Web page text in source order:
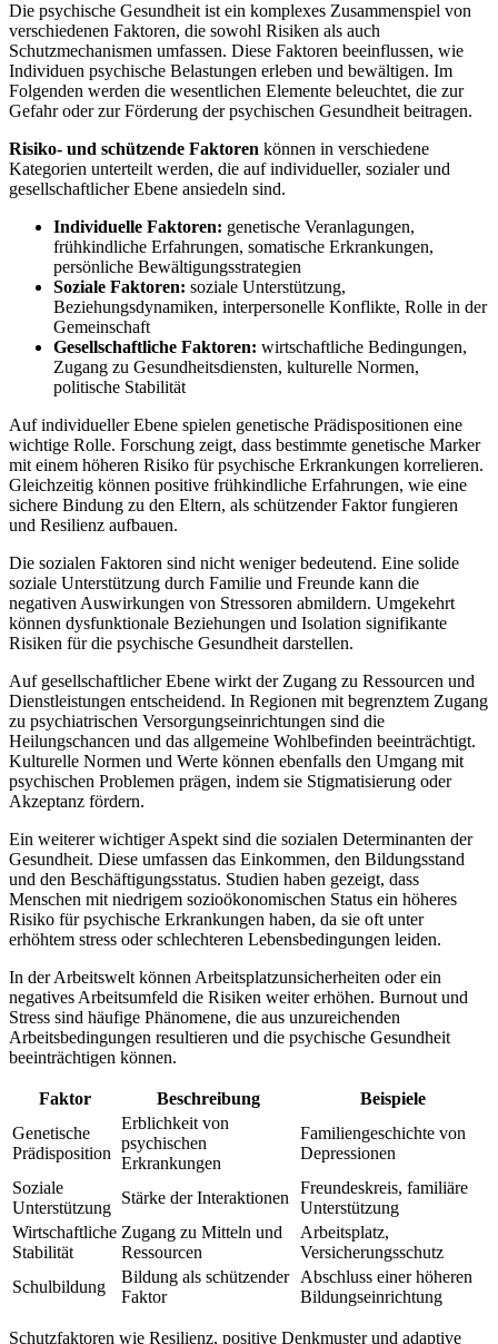
Die psychische Gesundheit ist ein komplexes ​Zusammenspiel​ von
verschiedenen Faktoren, die sowohl ⁣Risiken als‌ auch
Schutzmechanismen umfassen. Diese Faktoren beeinflussen, wie
Individuen‌ psychische Belastungen erleben und bewältigen. Im
Folgenden werden die wesentlichen Elemente beleuchtet, die⁣ zur
Gefahr ​oder zur Förderung ⁣der psychischen Gesundheit beitragen.
Risiko- und schützende ⁤Faktoren können in verschiedene
Kategorien unterteilt werden, die auf individueller, sozialer und ​
gesellschaftlicher Ebene ansiedeln sind.
Individuelle Faktoren: genetische Veranlagungen,
frühkindliche Erfahrungen, somatische Erkrankungen,
persönliche Bewältigungsstrategien
Soziale Faktoren: soziale ‌Unterstützung,
Beziehungsdynamiken, interpersonelle Konflikte, Rolle in⁤ der
Gemeinschaft
Gesellschaftliche Faktoren: wirtschaftliche Bedingungen,
Zugang zu Gesundheitsdiensten, kulturelle Normen,
politische Stabilität
Auf‍ individueller Ebene spielen genetische Prädispositionen eine‍
wichtige Rolle. Forschung zeigt, ⁢dass bestimmte genetische ⁢Marker
mit einem höheren ⁤Risiko für psychische Erkrankungen korrelieren.
Gleichzeitig können positive frühkindliche Erfahrungen, wie eine
‍sichere⁤ Bindung zu den⁤ Eltern, als schützender Faktor​ fungieren
und Resilienz aufbauen.
Die sozialen Faktoren sind nicht weniger bedeutend. Eine solide‌
soziale Unterstützung durch Familie und Freunde ‍kann die
negativen Auswirkungen von Stressoren abmildern. Umgekehrt
können ⁣dysfunktionale Beziehungen und Isolation signifikante
Risiken für die psychische Gesundheit ⁣darstellen.
Auf gesellschaftlicher⁣ Ebene wirkt der Zugang zu⁣ Ressourcen und
Dienstleistungen entscheidend. In Regionen mit begrenztem⁤ Zugang
zu psychiatrischen⁢ Versorgungseinrichtungen sind ⁤die
Heilungschancen und das ‌allgemeine Wohlbefinden​ beeinträchtigt.
⁢Kulturelle Normen⁤ und Werte können ebenfalls den Umgang mit
psychischen Problemen prägen, indem sie Stigmatisierung oder
⁣Akzeptanz fördern.
Ein⁤ weiterer⁢ wichtiger Aspekt sind die sozialen Determinanten der
Gesundheit. Diese umfassen das Einkommen, den Bildungsstand
und den Beschäftigungsstatus. Studien haben gezeigt, dass
Menschen mit​ niedrigem sozioökonomischen Status ein höheres
Risiko ‍für psychische Erkrankungen haben, ​da sie oft ​unter
erhöhtem stress oder schlechteren Lebensbedingungen leiden.
In der Arbeitswelt können Arbeitsplatzunsicherheiten oder ein
negatives Arbeitsumfeld die Risiken weiter ⁣erhöhen.‌ Burnout und
Stress sind⁣ häufige Phänomene,⁢ die aus unzureichenden
Arbeitsbedingungen ​resultieren und die psychische ‌Gesundheit
beeinträchtigen können.
Faktor Beschreibung
Beispiele
Genetische
Prädisposition
Erblichkeit von
⁤psychischen
Erkrankungen
Familiengeschichte von
Depressionen
Soziale
Unterstützung
Stärke der Interaktionen
Freundeskreis, familiäre
Unterstützung
Wirtschaftliche
‌Stabilität
Zugang⁣ zu Mitteln und
Ressourcen
Arbeitsplatz,
Versicherungsschutz
Schulbildung
Bildung als schützender
Faktor
Abschluss einer höheren⁤
Bildungseinrichtung
Schutzfaktoren wie Resilienz, positive Denkmuster und adaptive​